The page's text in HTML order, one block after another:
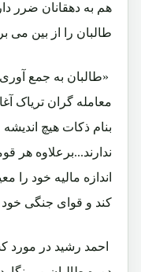
هم به دهقانان ضرر
طالبان را از بین می
«طالبان به جمع
بنام ذکات هیچ اندیشه
ندارند...برعلاوه هر
اندازه مالیه خود را
کند و قوای جنگی خود
احمد رشید در مورد